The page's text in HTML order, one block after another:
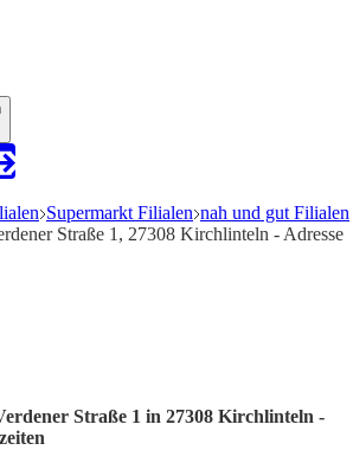
Supermarkt Filialen nah und gut Filialen
Straße 1, 27308 Kirchlinteln - Adresse
Straße 1 in 27308 Kirchlinteln -